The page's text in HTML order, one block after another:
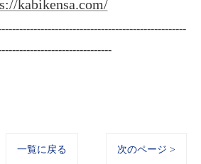
kabikensa.com/
一覧に戻る 次のページ >